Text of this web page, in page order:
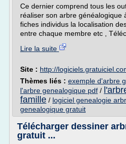
Ce dernier comprend tous les
réaliser son arbre généalogique
fiches individus la localisation
entre chaque membre etc ,
Lire la suite
Site : http://
Thèmes liés : exemple d'arbre
l'arbre genealogique pdf /
famille / logiciel genealogie
genealogique gratuit
Télécharger dessiner
gratuit ...